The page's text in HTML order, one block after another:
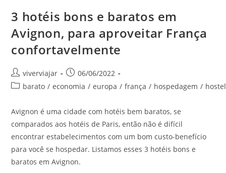
3 hotéis bons e baratos em
Avignon, para aproveitar França
confortavelmente
Autor
do
viverviajar
Post
publicado:
06/06/2022
Categoria
post:
barato / economia / europa / frança / hospedagem / hostel
Avignon é uma cidade com hotéis bem baratos, se
comparados aos hotéis de Paris, então não é difícil
encontrar estabelecimentos com um bom custo-benefício
para você se hospedar. Listamos esses 3 hotéis bons e
baratos em Avignon.